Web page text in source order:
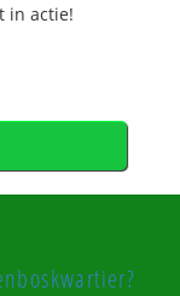
in actie!